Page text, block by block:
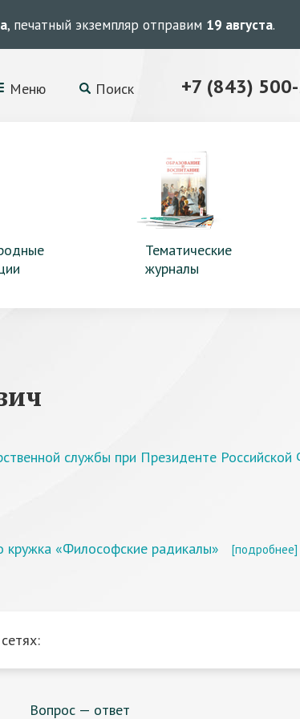
, печатный экземпляр отправим 19 августа.
Меню Поиск +7 (843)
Тематические
журналы
службы при Президенте
«Философские радикалы» [подробнее]
Вопрос — ответ